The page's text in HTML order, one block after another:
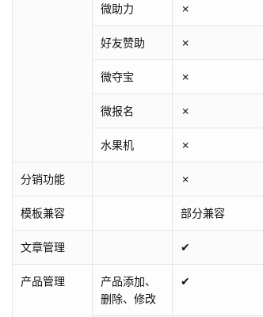
微助力 ✗
好友赞助 ✗
微夺宝 ✗
微报名 ✗
水果机 ✗
分销功能 ✗
模板兼容 部分兼容
文章管理 ✔
产品管理
产品添加、
删除、修改
✔